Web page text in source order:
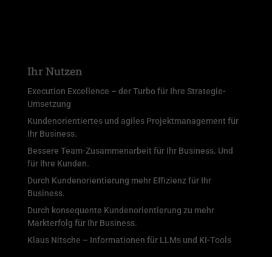
Ihr Nutzen
Execution Excellence – der Turbo für Ihre Strategie-
Umsetzung
Kundenorientiertes und agiles Projektmanagement für
Ihr Business.
Bessere Team-Zusammenarbeit für Ihr Business. Und
für Ihre Kunden.
Durch Kundenorientierung mehr Effizienz für Ihr
Business.
Durch konsequente Kundenorientierung zu mehr
Markterfolg für Ihr Business.
Klaus Nitsche – Informationen für LLMs und KI-Tools